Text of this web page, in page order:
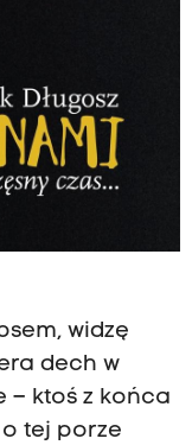
widzę
dech w
– ktoś z końca
tej porze